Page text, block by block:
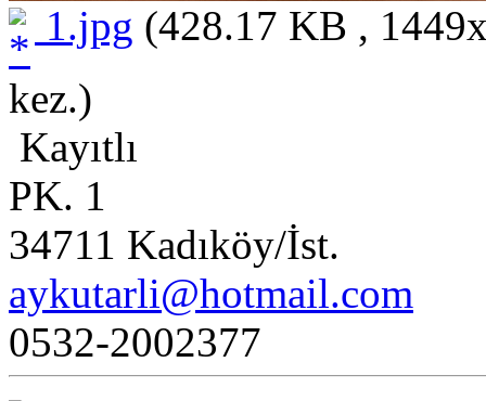
1.jpg (428.17 KB ,
kez.)
Kayıtlı
PK. 1
34711 Kadıköy/İst.
aykutarli@hotmail.com
0532-2002377